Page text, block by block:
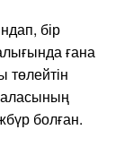
бір
ғана
төлейтін
болған.